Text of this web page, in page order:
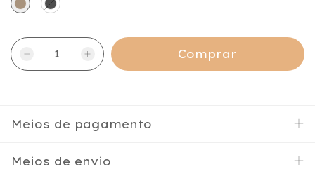
Meios de pagamento
Meios de envio